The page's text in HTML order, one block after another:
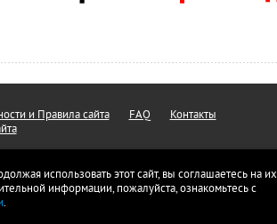
использовать этот сайт, вы соглашаетесь на их
информации, пожалуйста, ознакомьтесь с
.
и Правила сайта FAQ
Контакты